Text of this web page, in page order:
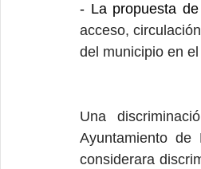
- La propuesta
acceso,
del municipio en
Una
Ayuntamiento
considerara